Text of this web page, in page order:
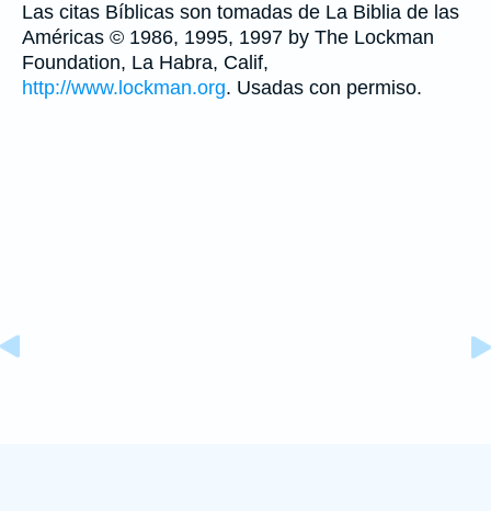
Las citas Bíblicas son tomadas de La Biblia de las
Américas © 1986, 1995, 1997 by The Lockman
Foundation, La Habra, Calif,
http://www.lockman.org. Usadas con permiso.